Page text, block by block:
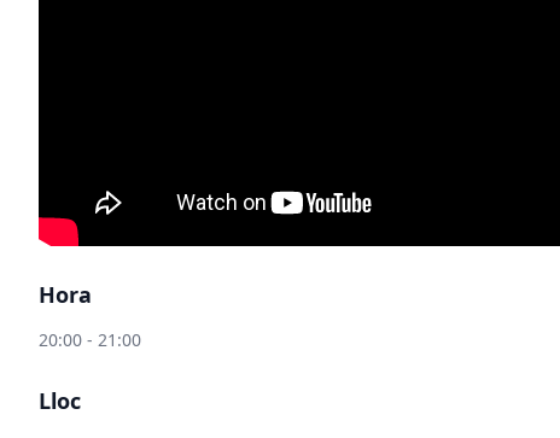
Hora
20:00 - 21:00
Lloc